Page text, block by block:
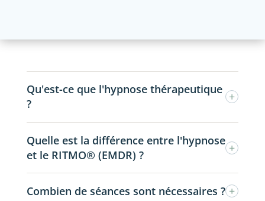
Qu'est-ce que l'hypnose thérapeutique
?
+
l'attention, obtenu de façon volontaire, qui permet
d'accéder plus facilement à des ressources et des
consciemment au quotidien. Contrairement aux
Quelle est la différence entre l'hypnose
et le RITMO® (EMDR) ?
+
par l'imagination, en s'appuyant sur ce que vous
Combien de séances sont nécessaires ? +